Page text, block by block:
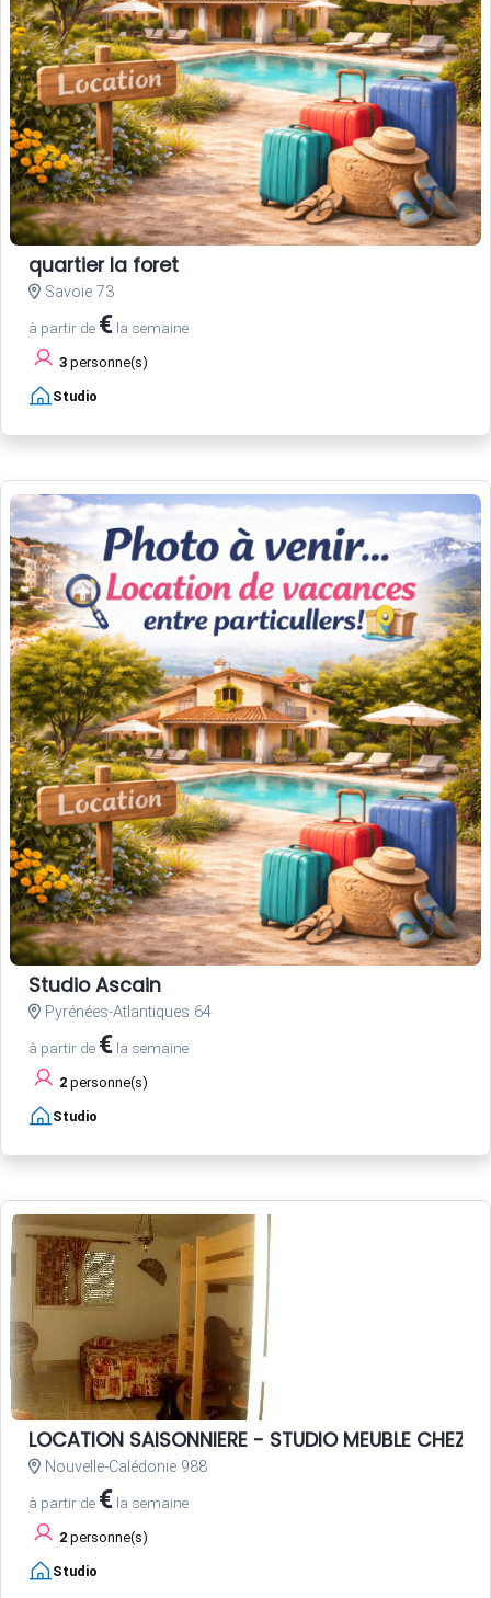
quartier la foret
Savoie 73
à partir de € la semaine
3 personne(s)
Studio
Studio Ascain
Pyrénées-Atlantiques 64
à partir de € la semaine
2 personne(s)
Studio
LOCATION SAISONNIERE - STUDIO MEUBLE CHEZ
Nouvelle-Calédonie 988
à partir de € la semaine
2 personne(s)
Studio